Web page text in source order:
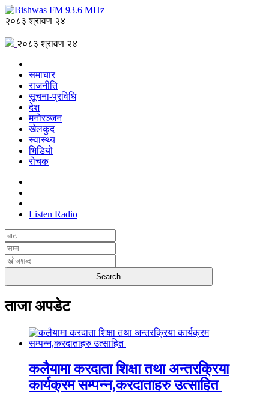
२०८३ श्रावण २४
२०८३ श्रावण २४
समाचार
राजनीति
सूचना-प्रविधि
देश
मनोरञ्जन
खेलकुद
स्वास्थ्य
भिडियो
रोचक
Listen Radio
ताजा अपडेट
कलैयामा करदाता शिक्षा तथा अन्तरक्रिया
कार्यक्रम सम्पन्न,करदाताहरु उत्साहित